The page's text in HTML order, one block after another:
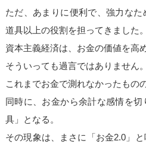
ただ、あまりに便利で、強力なた
道具以上の役割を担ってきました。
資本主義経済は、お金の価値を高
そういっても過言ではありません。
これまでお金で測れなかったもの
同時に、お金から余計な感情を
具」となる。
その現象は、まさに「お金2.0」